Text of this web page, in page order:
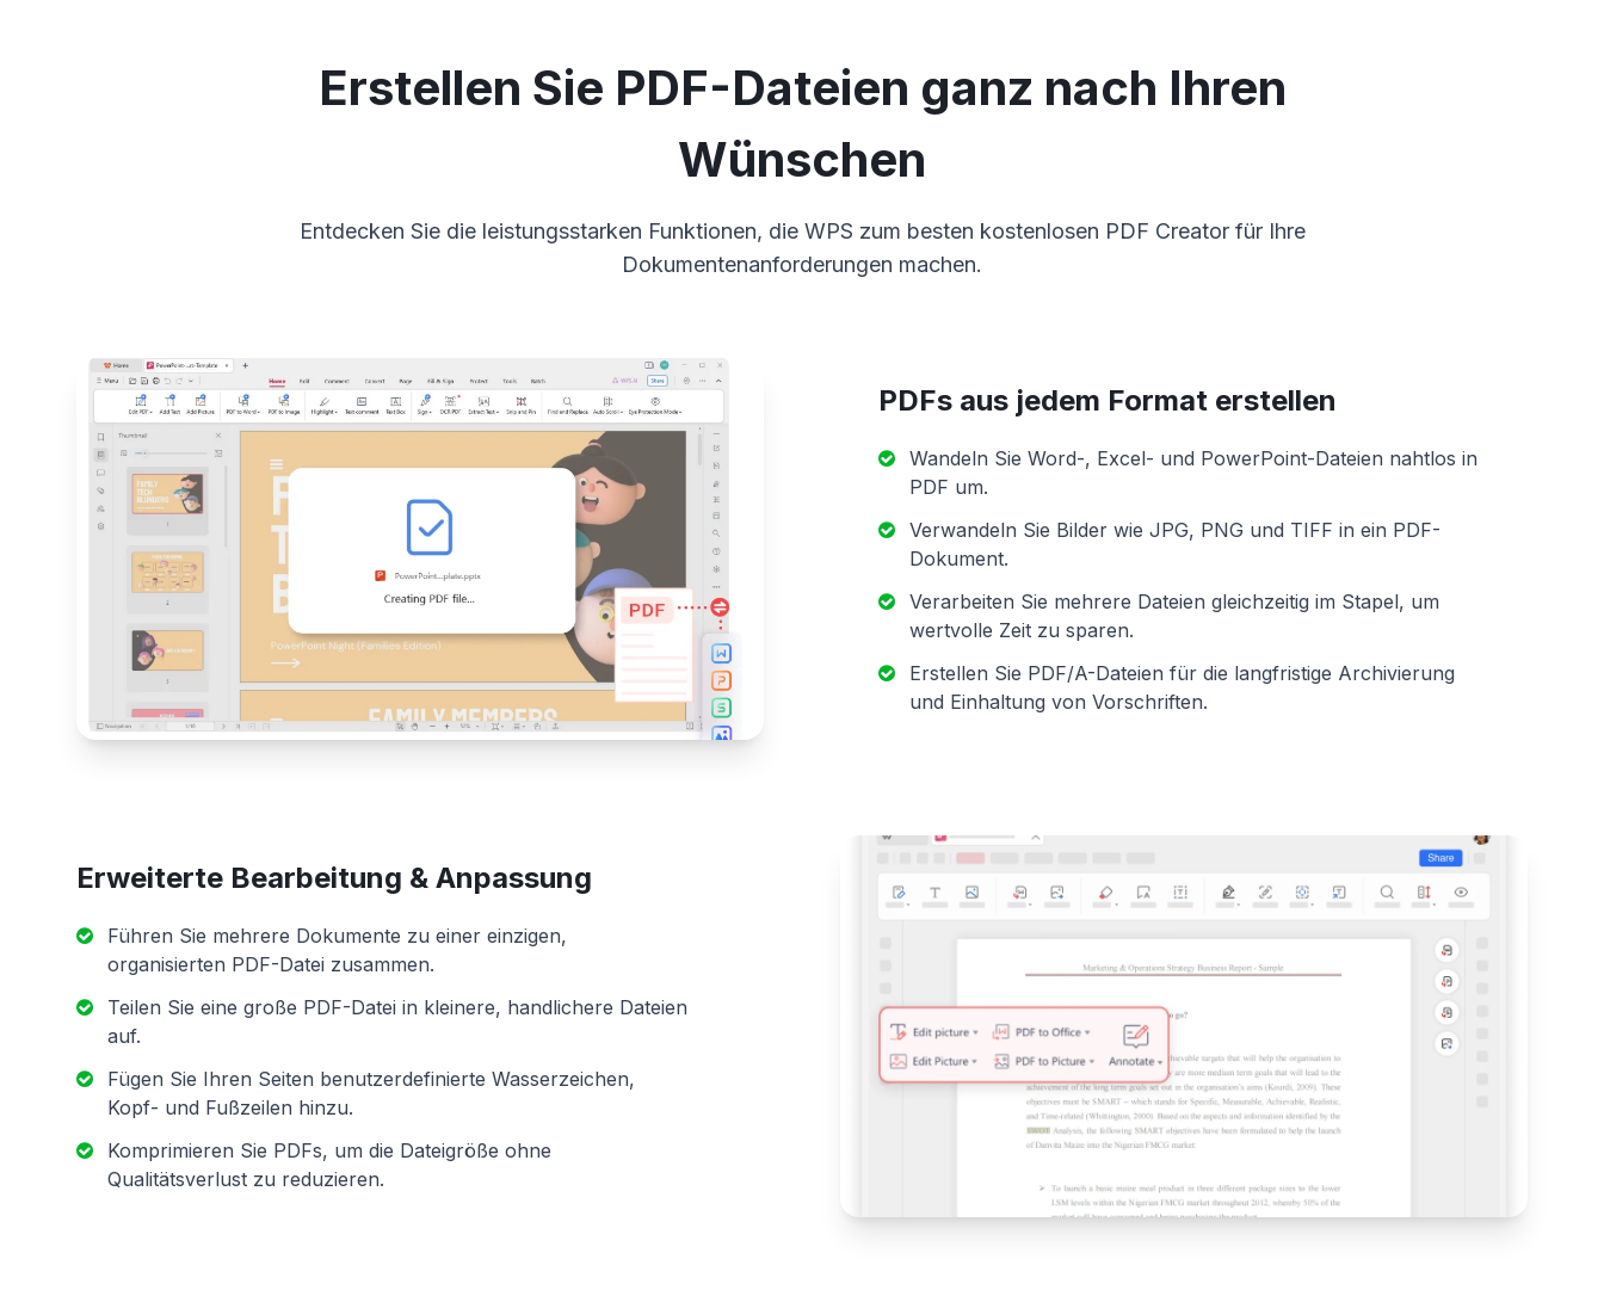
Erstellen Sie PDF-Dateien ganz nach Ihren
Wünschen
Entdecken Sie die leistungsstarken Funktionen, die WPS zum besten kostenlosen PDF Creator für Ihre
Dokumentenanforderungen machen.
PDFs aus jedem Format erstellen
Wandeln Sie Word-, Excel- und PowerPoint-Dateien nahtlos in
PDF um.
Verwandeln Sie Bilder wie JPG, PNG und TIFF in ein PDF-
Dokument.
Verarbeiten Sie mehrere Dateien gleichzeitig im Stapel, um
wertvolle Zeit zu sparen.
Erstellen Sie PDF/A-Dateien für die langfristige Archivierung
und Einhaltung von Vorschriften.
Erweiterte Bearbeitung & Anpassung
Führen Sie mehrere Dokumente zu einer einzigen,
organisierten PDF-Datei zusammen.
Teilen Sie eine große PDF-Datei in kleinere, handlichere Dateien
auf.
Fügen Sie Ihren Seiten benutzerdefinierte Wasserzeichen,
Kopf- und Fußzeilen hinzu.
Komprimieren Sie PDFs, um die Dateigröße ohne
Qualitätsverlust zu reduzieren.